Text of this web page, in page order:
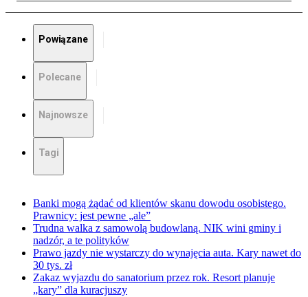
Powiązane
Polecane
Najnowsze
Tagi
Banki mogą żądać od klientów skanu dowodu osobistego.
Prawnicy: jest pewne „ale”
Trudna walka z samowolą budowlaną. NIK wini gminy i
nadzór, a te polityków
Prawo jazdy nie wystarczy do wynajęcia auta. Kary nawet do
30 tys. zł
Zakaz wyjazdu do sanatorium przez rok. Resort planuje
„kary” dla kuracjuszy